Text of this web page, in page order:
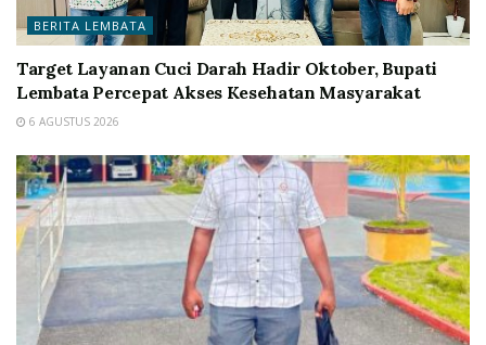
BERITA LEMBATA
Target Layanan Cuci Darah Hadir Oktober, Bupati
Lembata Percepat Akses Kesehatan Masyarakat
6 AGUSTUS 2026